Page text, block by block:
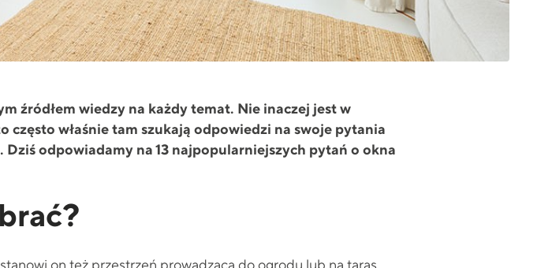
źródłem wiedzy na każdy temat. Nie inaczej jest w
właśnie tam szukają odpowiedzi na swoje pytania
odpowiadamy na 13 najpopularniejszych pytań o okna